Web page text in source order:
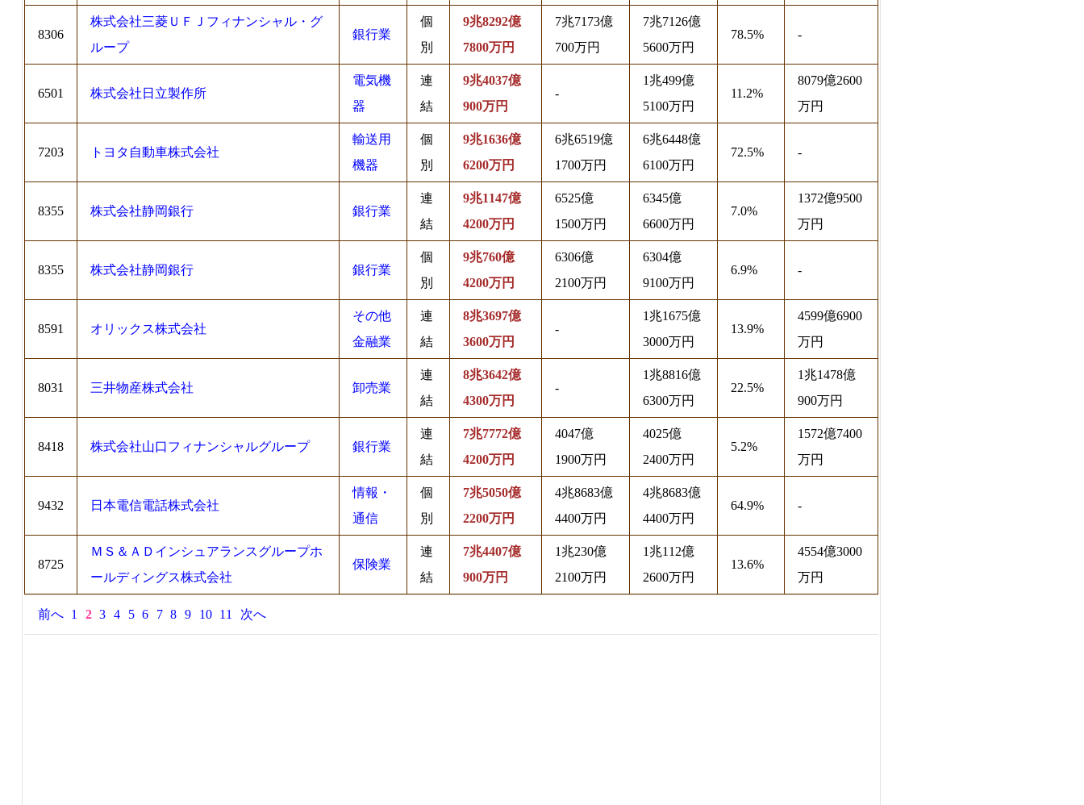
8306
株式会社三菱ＵＦＪフィナンシャル・グ
ループ
銀行業
個
別
9兆8292億
7800万円
7兆7173億
700万円
7兆7126億
5600万円
78.5% -
6501 株式会社日立製作所
電気機
器
連
結
9兆4037億
900万円
-
1兆499億
5100万円
11.2%
8079億2600
万円
7203 トヨタ自動車株式会社
輸送用
機器
個
別
9兆1636億
6200万円
6兆6519億
1700万円
6兆6448億
6100万円
72.5% -
8355 株式会社静岡銀行 銀行業
連
結
9兆1147億
4200万円
6525億
1500万円
6345億
6600万円
7.0%
1372億9500
万円
8355 株式会社静岡銀行 銀行業
個
別
9兆760億
4200万円
6306億
2100万円
6304億
9100万円
6.9% -
8591 オリックス株式会社
その他
金融業
連
結
8兆3697億
3600万円
-
1兆1675億
3000万円
13.9%
4599億6900
万円
8031 三井物産株式会社 卸売業
連
結
8兆3642億
4300万円
-
1兆8816億
6300万円
22.5%
1兆1478億
900万円
8418 株式会社山口フィナンシャルグループ 銀行業
連
結
7兆7772億
4200万円
4047億
1900万円
4025億
2400万円
5.2%
1572億7400
万円
9432 日本電信電話株式会社
情報・
通信
個
別
7兆5050億
2200万円
4兆8683億
4400万円
4兆8683億
4400万円
64.9% -
8725
ＭＳ＆ＡＤインシュアランスグループホ
ールディングス株式会社
保険業
連
結
7兆4407億
900万円
1兆230億
2100万円
1兆112億
2600万円
13.6%
4554億3000
万円
前へ 1 2 3 4 5 6 7 8 9 10 11 次へ